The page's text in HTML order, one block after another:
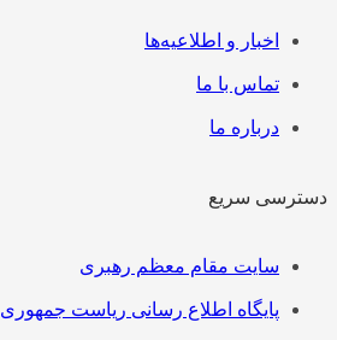
فهرستاخبار و اطلاعیه‌ها
تماس با ما
درباره ما
دسترسی سریع
فهرستسایت مقام معظم رهبری
پایگاه اطلاع رسانی ریاست جمهوری